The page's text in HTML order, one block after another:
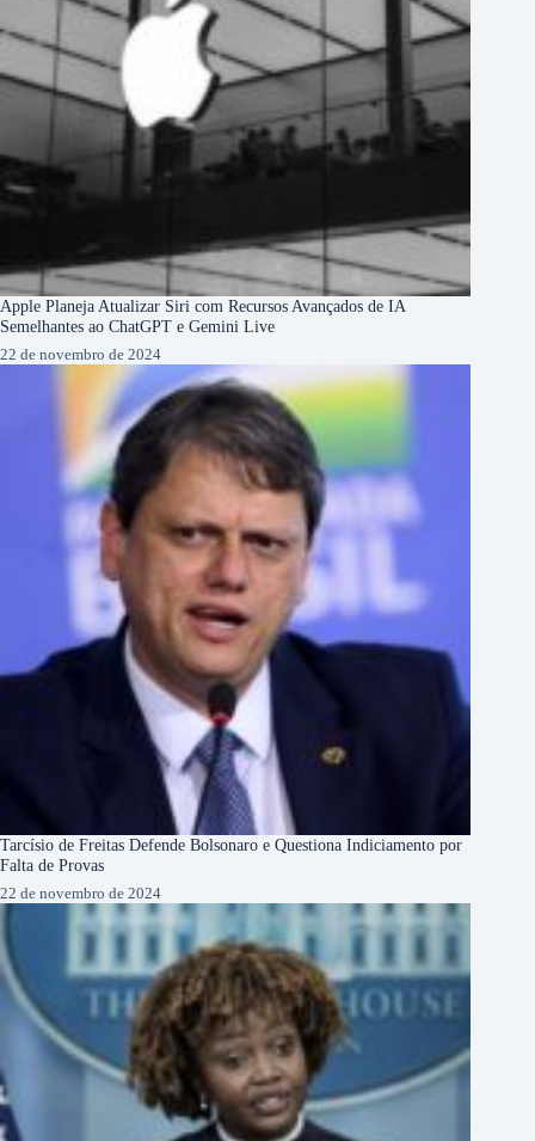
Apple Planeja Atualizar Siri com Recursos Avançados de IA
Semelhantes ao ChatGPT e Gemini Live
22 de novembro de 2024
Tarcísio de Freitas Defende Bolsonaro e Questiona Indiciamento por
Falta de Provas
22 de novembro de 2024